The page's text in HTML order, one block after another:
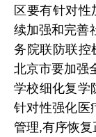
区要有针对
续加强和完善
务院联防联控
北京市要加强
学校细化复学
针对性强化医
管理,有序恢复